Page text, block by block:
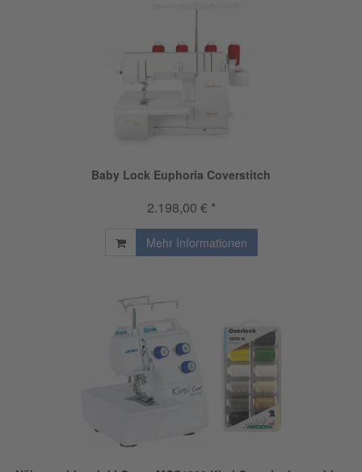
Baby Lock Euphoria Coverstitch
2.198,00 € *
Mehr Informationen